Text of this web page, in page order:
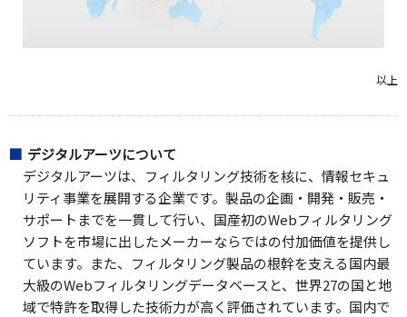
以上
デジタルアーツについて
デジタルアーツは、フィルタリング技術を核に、情報セキュ
リティ事業を展開する企業です。製品の企画・開発・販売・
サポートまでを一貫して行い、国産初のWebフィルタリング
ソフトを市場に出したメーカーならではの付加価値を提供し
ています。また、フィルタリング製品の根幹を支える国内最
大級のWebフィルタリングデータベースと、世界27の国と地
域で特許を取得した技術力が高く評価されています。国内で